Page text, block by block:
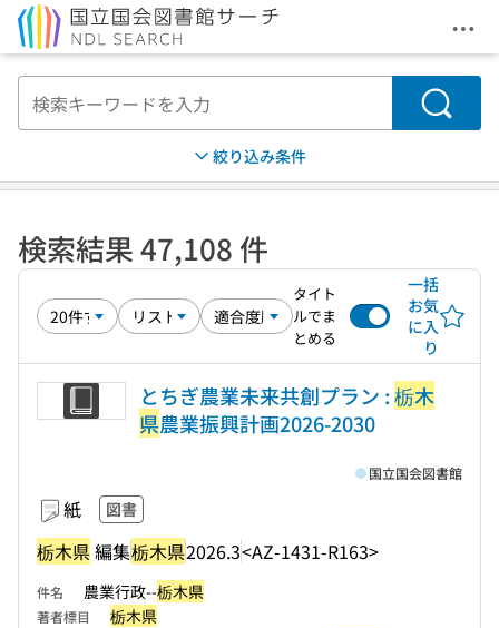
メ
検索
絞り込み条件
検索結果 47,108 件
タイト
ルでま
とめる
一括
お気
に入
り
とちぎ農業未来共創プラン :栃木
県農業振興計画2026-2030
紙 図書
栃木県編集栃木県2026.3<AZ-1431-R163>
国立国会図書館
件名 農業行政--栃木県
著者標目 栃木県